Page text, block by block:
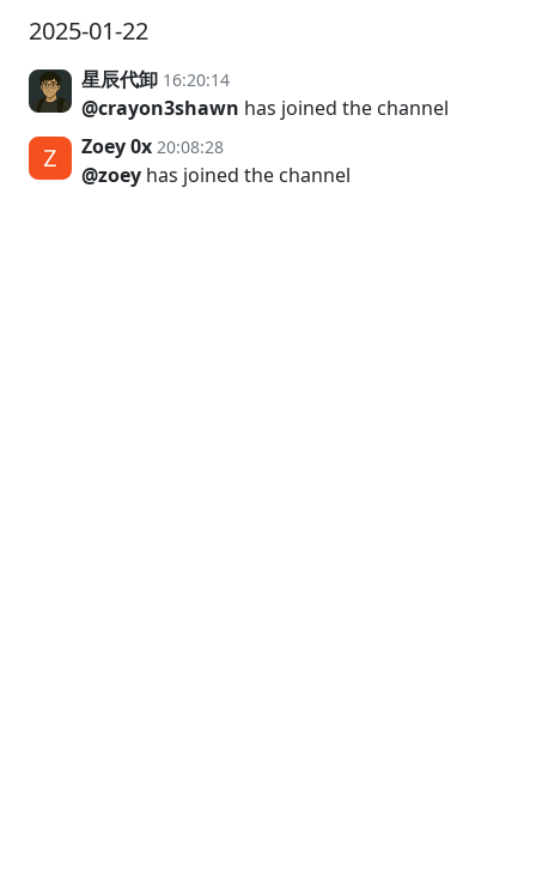
2025-01-22
星辰代卸 16:20:14
@crayon3shawn has joined the channel
Zoey 0x 20:08:28
@zoey has joined the channel